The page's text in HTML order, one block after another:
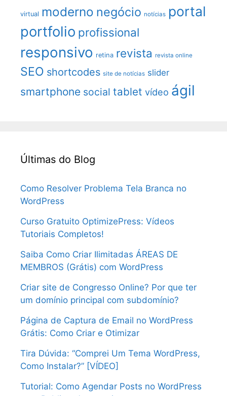
virtual moderno negócio notícias portal
portfolio profissional
responsivo retina revista revista online
SEO shortcodes site de notícias slider
smartphone social tablet vídeo ágil
Últimas do Blog
Como Resolver Problema Tela Branca no
WordPress
Curso Gratuito OptimizePress: Vídeos
Tutoriais Completos!
Saiba Como Criar Ilimitadas ÁREAS DE
MEMBROS (Grátis) com WordPress
Criar site de Congresso Online? Por que ter
um domínio principal com subdomínio?
Página de Captura de Email no WordPress
Grátis: Como Criar e Otimizar
Tira Dúvida: “Comprei Um Tema WordPress,
Como Instalar?” [VÍDEO]
Tutorial: Como Agendar Posts no WordPress